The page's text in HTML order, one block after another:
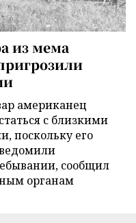
из мема
американец
с близкими
поскольку его
сообщил
органам